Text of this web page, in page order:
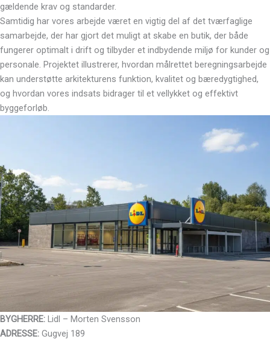
gældende krav og standarder.
Samtidig har vores arbejde været en vigtig del af det tværfaglige
samarbejde, der har gjort det muligt at skabe en butik, der både
fungerer optimalt i drift og tilbyder et indbydende miljø for kunder og
personale. Projektet illustrerer, hvordan målrettet beregningsarbejde
kan understøtte arkitekturens funktion, kvalitet og bæredygtighed,
og hvordan vores indsats bidrager til et vellykket og effektivt
byggeforløb.
BYGHERRE: Lidl – Morten Svensson
ADRESSE: Gugvej 189